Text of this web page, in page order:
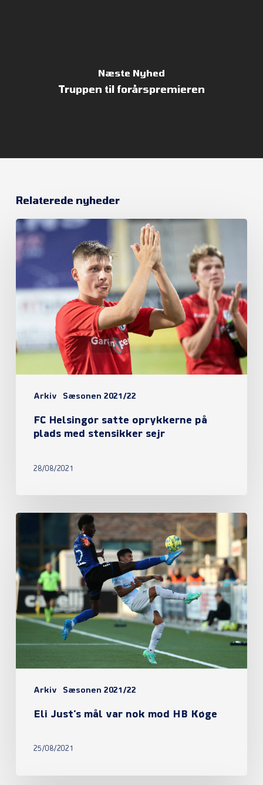
Næste Nyhed
Truppen til forårspremieren
Relaterede nyheder
Arkiv Sæsonen 2021/22
FC
Helsingør
satte
oprykkerne
på
med
stensikker
FC Helsingør satte oprykkerne på
plads med stensikker sejr
28/08/2021
Arkiv Sæsonen 2021/22
var
nok
mod
Eli Just’s mål var nok mod HB Køge
25/08/2021